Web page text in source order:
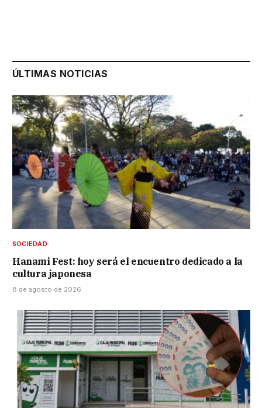
ÚLTIMAS NOTICIAS
SOCIEDAD
Hanami Fest: hoy será el encuentro dedicado a la
cultura japonesa
8 de agosto de 2026